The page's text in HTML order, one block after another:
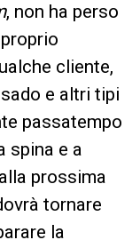
, non ha perso
cliente,
e altri tipi
passatempo
spina e a
prossima
tornare
la